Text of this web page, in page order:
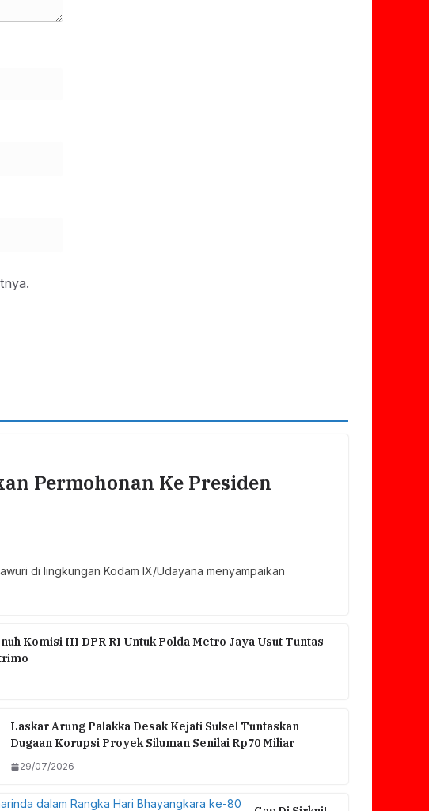
Permohonan Ke Presiden
di lingkungan Kodam IX/Udayana menyampaikan
Komisi III DPR RI Untuk Polda Metro Jaya Usut Tuntas
Laskar Arung Palakka Desak Kejati Sulsel Tuntaskan
Dugaan Korupsi Proyek Siluman Senilai Rp70 Miliar
29/07/2026